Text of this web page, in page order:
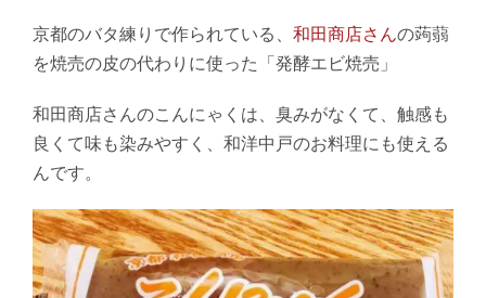
京都のバタ練りで作られている、 和田商店さんの蒟蒻
を焼売の皮の代わりに使った「発酵エビ焼売」
和田商店さんのこんにゃくは、臭みがなくて、触感も
良くて味も染みやすく、和洋中戸のお料理にも使える
んです。